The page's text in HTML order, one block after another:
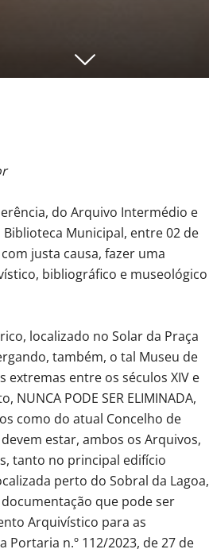
do Arquivo Intermédio e
Municipal, entre 02 de
justa causa, fazer uma
bibliográfico e museológico
localizado no Solar da Praça
também, o tal Museu de
entre os séculos XIV e
PODE SER ELIMINADA,
como do atual Concelho de
estar, ambos os Arquivos,
tanto no principal edifício
perto do Sobral da Lagoa,
que pode ser
Arquivístico para as
Portaria n.º 112/2023, de 27 de